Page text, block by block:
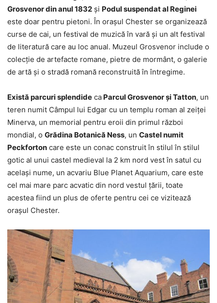
Grosvenor din anul 1832 și Podul suspendat al Reginei
este doar pentru pietoni. În orașul Chester se organizează
curse de cai, un festival de muzică în vară și un alt festival
de literatură care au loc anual. Muzeul Grosvenor include o
colecție de artefacte romane, pietre de mormânt, o galerie
de artă și o stradă romană reconstruită în întregime.
Există parcuri splendide ca Parcul Grosvenor și Tatton, un
teren numit Câmpul lui Edgar cu un templu roman al zeiței
Minerva, un memorial pentru eroii din primul război
mondial, o Grădina Botanică Ness, un Castel numit
Peckforton care este un conac construit în stilul în stilul
gotic al unui castel medieval la 2 km nord vest în satul cu
același nume, un acvariu Blue Planet Aquarium, care este
cel mai mare parc acvatic din nord vestul țării, toate
acestea fiind un plus de oferte pentru cei ce vizitează
orașul Chester.